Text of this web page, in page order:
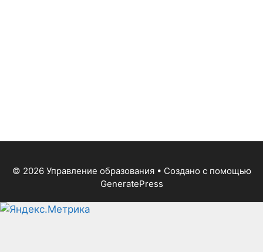
© 2026 Управление образования• Создано с помощью
GeneratePress